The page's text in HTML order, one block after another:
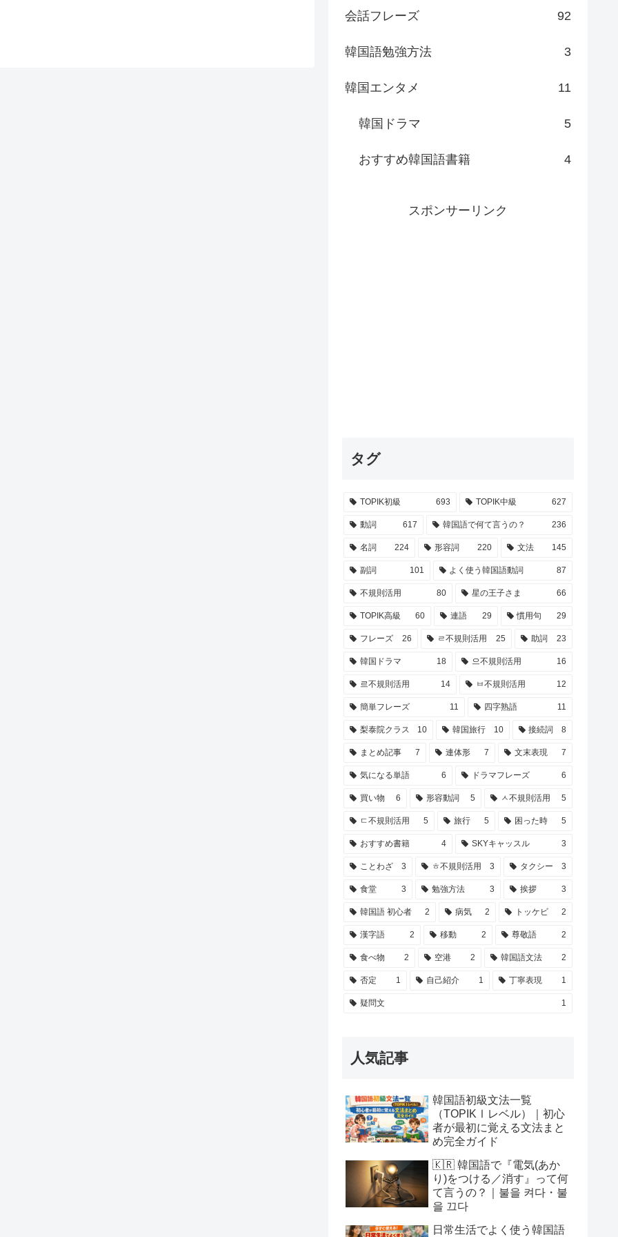
会話フレーズ 92
韓国語勉強方法 3
韓国エンタメ 11
韓国ドラマ 5
おすすめ韓国語書籍 4
スポンサーリンク
タグ
TOPIK初級 693 TOPIK中級 627
動詞 617 韓国語で何て言うの？ 236
名詞 224 形容詞 220 文法 145
副詞 101 よく使う韓国語動詞 87
不規則活用 80 星の王子さま 66
TOPIK高級 60 連語 29 慣用句 29
フレーズ 26 ㄹ不規則活用 25 助詞 23
韓国ドラマ 18 으不規則活用 16
르不規則活用 14 ㅂ不規則活用 12
簡単フレーズ 11 四字熟語 11
梨泰院クラス 10 韓国旅行 10 接続詞 8
まとめ記事 7 連体形 7 文末表現 7
気になる単語 6 ドラマフレーズ 6
買い物 6 形容動詞 5 ㅅ不規則活用 5
ㄷ不規則活用 5 旅行 5 困った時 5
おすすめ書籍 4 SKYキャッスル 3
ことわざ 3 ㅎ不規則活用 3 タクシー 3
食堂 3 勉強方法 3 挨拶 3
韓国語 初心者 2 病気 2 トッケビ 2
漢字語 2 移動 2 尊敬語 2
食べ物 2 空港 2 韓国語文法 2
否定 1 自己紹介 1 丁寧表現 1
疑問文 1
人気記事
韓国語初級文法一覧
（TOPIKⅠレベル）｜初心
者が最初に覚える文法まと
め完全ガイド
🇰🇷 韓国語で『電気(あか
り)をつける／消す』って何
て言うの？｜불을 켜다・불
을 끄다
日常生活でよく使う韓国語